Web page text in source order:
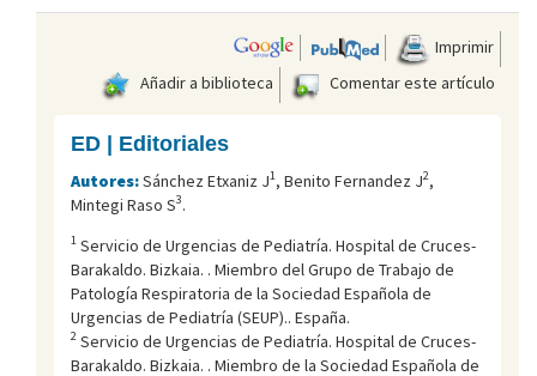
Imprimir
Añadir a biblioteca
Comentar este artículo
ED | Editoriales
Autores:Sánchez Etxaniz J1, Benito Fernandez J2,
Mintegi Raso S3.
1 Servicio de Urgencias de Pediatrí­a. Hospital de Cruces-
Barakaldo. Bizkaia. . Miembro del Grupo de Trabajo de
Patologí­a Respiratoria de la Sociedad Española de
Urgencias de Pediatrí­a (SEUP).. España.
2 Servicio de Urgencias de Pediatrí­a. Hospital de Cruces-
Barakaldo. Bizkaia. . Miembro de la Sociedad Española de